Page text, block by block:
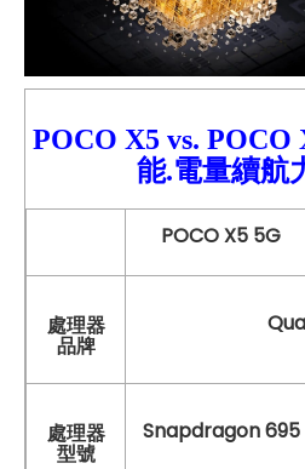
POCO X5vs. POCO
能.電量續航
POCO X5 5G
處理器
品牌
處理器
型號
Snapdragon 695